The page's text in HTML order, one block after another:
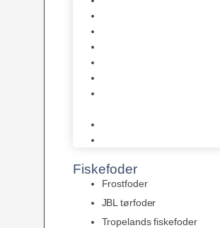
Fiskefoder
Frostfoder
JBL tørfoder
Tropelands fiskefoder